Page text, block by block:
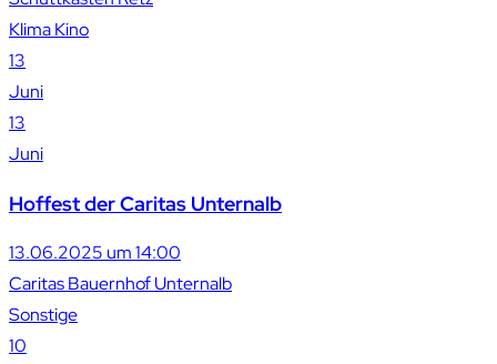
Klima Kino
13
Juni
13
Juni
Hoffest der Caritas Unternalb
13.06.2025 um 14:00
Caritas Bauernhof Unternalb
Sonstige
10